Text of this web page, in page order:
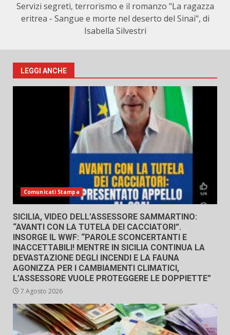
Servizi segreti, terrorismo e il romanzo "La ragazza
eritrea - Sangue e morte nel deserto del Sinai", di
Isabella Silvestri
LEGGI ANCHE
Comunicati Stampa
SICILIA, VIDEO DELL’ASSESSORE SAMMARTINO:
“AVANTI CON LA TUTELA DEI CACCIATORI”.
INSORGE IL WWF: “PAROLE SCONCERTANTI E
INACCETTABILI! MENTRE IN SICILIA CONTINUA LA
DEVASTAZIONE DEGLI INCENDI E LA FAUNA
AGONIZZA PER I CAMBIAMENTI CLIMATICI,
L’ASSESSORE VUOLE PROTEGGERE LE DOPPIETTE”
7 Agosto 2026